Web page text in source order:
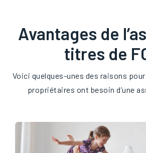
Avantages de
titres de
Voici quelques-unes des raisons
propriétaires ont besoin d’une